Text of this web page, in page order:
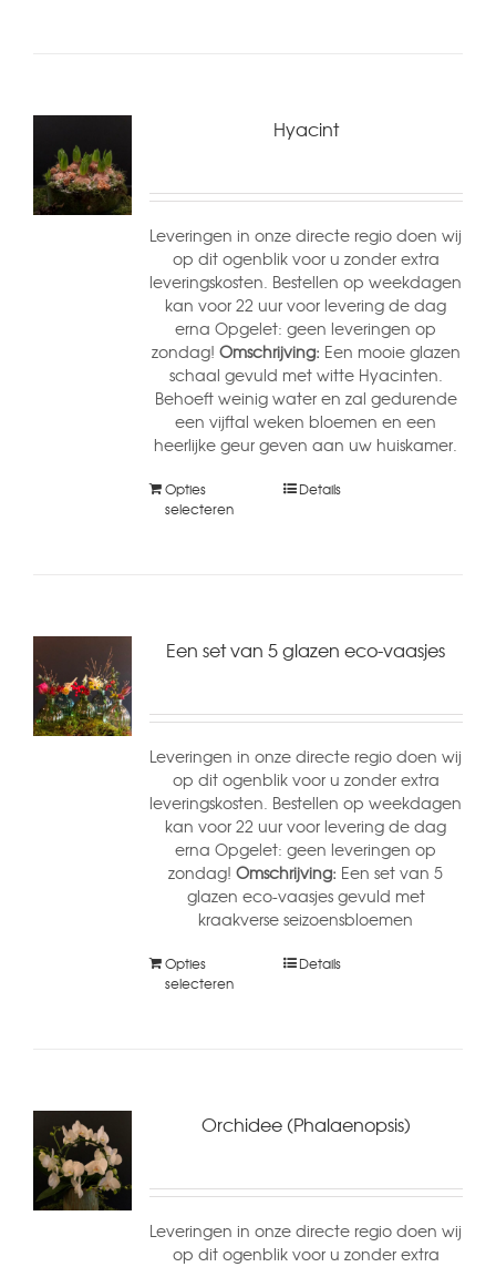
Hyacint
Leveringen in onze directe regio doen wij
op dit ogenblik voor u zonder extra
leveringskosten. Bestellen op weekdagen
kan voor 22 uur voor levering de dag
erna Opgelet: geen leveringen op
zondag! Omschrijving: Een mooie glazen
schaal gevuld met witte Hyacinten.
Behoeft weinig water en zal gedurende
een vijftal weken bloemen en een
heerlijke geur geven aan uw huiskamer.
Opties
selecteren
Details
Een set van 5 glazen eco-vaasjes
Leveringen in onze directe regio doen wij
op dit ogenblik voor u zonder extra
leveringskosten. Bestellen op weekdagen
kan voor 22 uur voor levering de dag
erna Opgelet: geen leveringen op
zondag!Omschrijving: Een set van 5
glazen eco-vaasjes gevuld met
kraakverse seizoensbloemen
Opties
selecteren
Details
Orchidee (Phalaenopsis)
Leveringen in onze directe regio doen wij
op dit ogenblik voor u zonder extra